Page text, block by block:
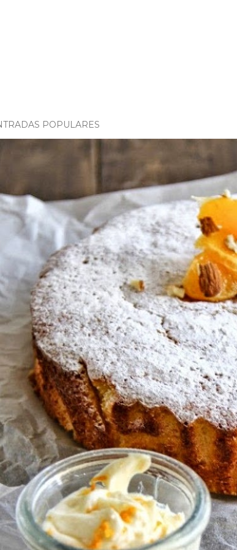
POPULARES